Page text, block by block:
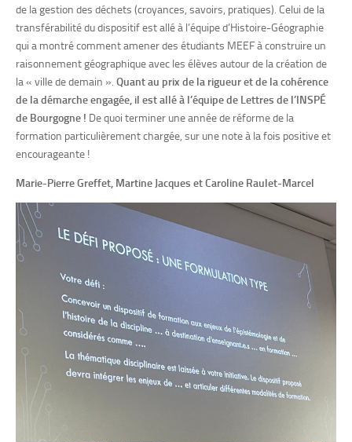
de la gestion des déchets (croyances, savoirs, pratiques). Celui de la
transférabilité du dispositif est allé à l’équipe d’Histoire-Géographie
qui a montré comment amener des étudiants MEEF à construire un
raisonnement géographique avec les élèves autour de la création de
la « ville de demain ». Quant au prix de la rigueur et de la cohérence
de la démarche engagée, il est allé à l’équipe de Lettres de l’INSPÉ
de Bourgogne ! De quoi terminer une année de réforme de la
formation particulièrement chargée, sur une note à la fois positive et
encourageante !
Marie-Pierre Greffet, Martine Jacques et Caroline Raulet-Marcel